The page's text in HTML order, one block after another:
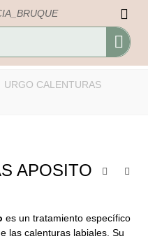
URGO CALENTURAS
APOSITO
es un tratamiento específico
las calenturas labiales. Su